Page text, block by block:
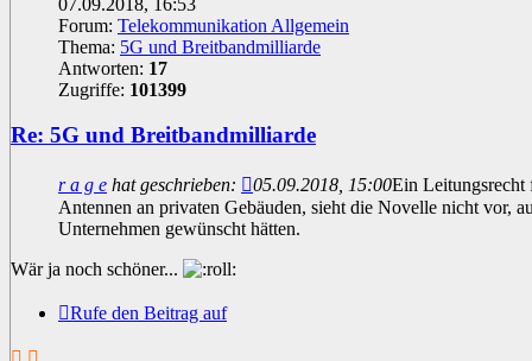
Forum: Telekommunikation Allgemein
Thema: 5G und Breitbandmilliarde
Antworten: 17
Zugriffe: 101399
Re: 5G und Breitbandmilliarde
r a g e hat geschrieben: 05.09.2018, 15:00Ein Leitungsrecht
Antennen an privaten Gebäuden, sieht die Novelle nicht vor,
Unternehmen gewünscht hätten.
Wär ja noch schöner...
Rufe den Beitrag auf